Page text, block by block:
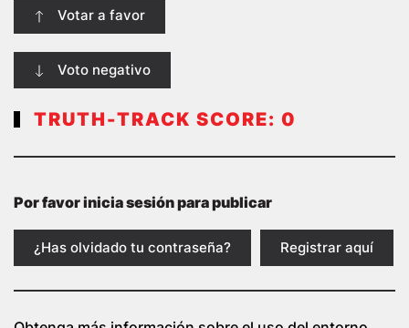
Votar a favor
Voto negativo
TRUTH-TRACK SCORE: 0
Por favor inicia sesión para publicar
¿Has olvidado tu contraseña? Registrar aquí